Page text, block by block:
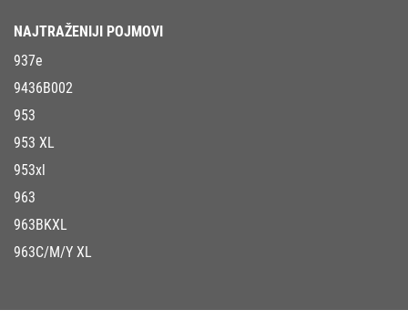
NAJTRAŽENIJI POJMOVI
937e
9436B002
953
953 XL
953xl
963
963BKXL
963C/M/Y XL